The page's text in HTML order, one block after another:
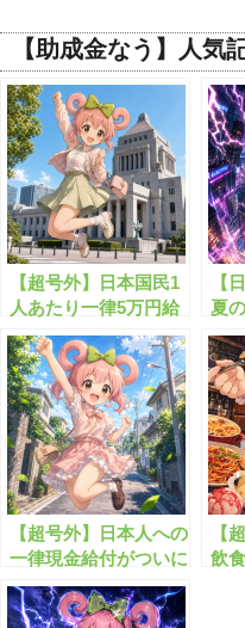
【助成金なう】人気
【超号外】日本国民1
人あたり一律5万円給
付が始まる！？
【
夏
助
【超号外】日本人への
一律現金給付がついに
開始します！
【
飲